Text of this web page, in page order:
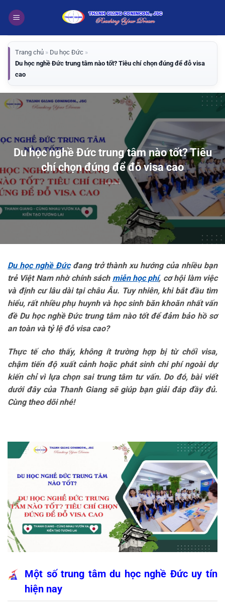
qua
dung
Trang chủ » Du học Đức »
Du học nghề Đức trung tâm nào tốt? Tiêu chí chọn đúng để đỗ visa
cao
Du học nghề Đức trung tâm nào tốt? Tiêu
chí chọn đúng để đỗ visa cao
Du học nghề Đứcđang trở thành xu hướng của nhiều bạn
trẻ Việt Nam nhờ chính sách miễn học phí, cơ hội làm việc
và định cư lâu dài tại châu Âu. Tuy nhiên, khi bắt đầu tìm
hiểu, rất nhiều phụ huynh và học sinh băn khoăn nhất vấn
đề Du học nghề Đức trung tâm nào tốt để đảm bảo hồ sơ
an toàn và tỷ lệ đỗ visa cao?
Thực tế cho thấy, không ít trường hợp bị từ chối visa,
chậm tiến độ xuất cảnh hoặc phát sinh chi phí ngoài dự
kiến chỉ vì lựa chọn sai trung tâm tư vấn. Do đó, bài viết
dưới đây của Thanh Giang sẽ giúp bạn giải đáp đầy đủ.
Cùng theo dõi nhé!
Một số trung tâm du học nghề Đức uy tín
hiện nay